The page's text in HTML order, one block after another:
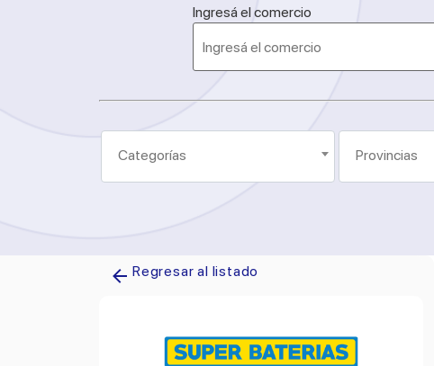
Ingresá el comercio
Regresar al listado